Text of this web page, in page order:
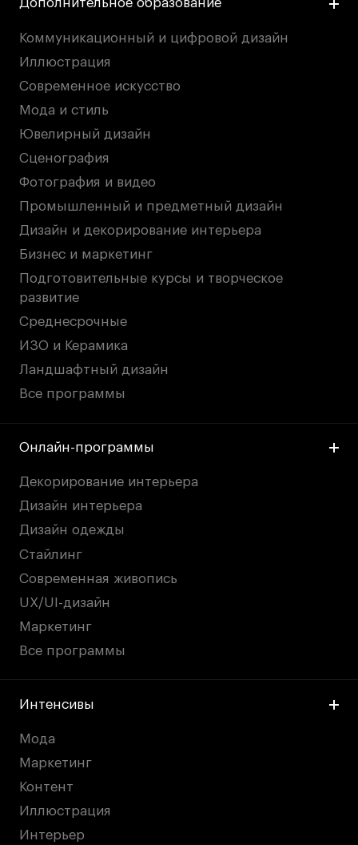
Дополнительное образование
Коммуникационный и цифровой дизайн
Иллюстрация
Современное искусство
Мода и стиль
Ювелирный дизайн
Сценография
Фотография и видео
Промышленный и предметный дизайн
Дизайн и декорирование интерьера
Бизнес и маркетинг
Подготовительные курсы и творческое
развитие
Среднесрочные
ИЗО и Керамика
Ландшафтный дизайн
Все программы
Онлайн-программы
Декорирование интерьера
Дизайн интерьера
Дизайн одежды
Стайлинг
Современная живопись
UX/UI-дизайн
Маркетинг
Все программы
Интенсивы
Мода
Маркетинг
Контент
Иллюстрация
Интерьер